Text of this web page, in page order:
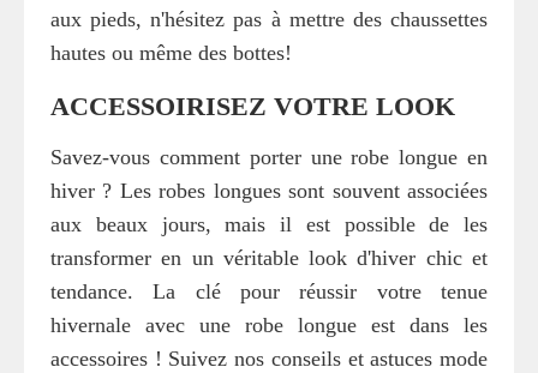
aux pieds, n'hésitez pas à mettre des chaussettes
hautes ou même des bottes!
ACCESSOIRISEZ VOTRE LOOK
Savez-vous comment porter une robe longue en
hiver ? Les robes longues sont souvent associées
aux beaux jours, mais il est possible de les
transformer en un véritable look d'hiver chic et
tendance. La clé pour réussir votre tenue
hivernale avec une robe longue est dans les
accessoires ! Suivez nos conseils et astuces mode